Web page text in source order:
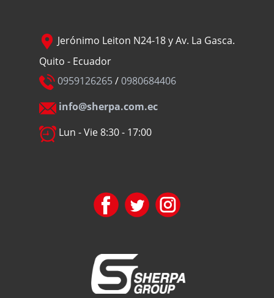
Jerónimo Leiton N24-18 y Av. La Gasca.
Quito - Ecuador
0959126265/0980684406
info@sherpa.com.ec
Lun - Vie 8:30 - 17:00